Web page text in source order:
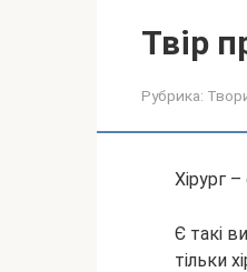
Твір
Рубрика:
Хірург
Є такі
тільки